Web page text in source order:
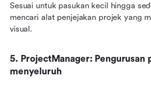
Sesuai untuk pasukan kecil hingga
mencari alat penjejakan projek yang
visual.
5. ProjectManager: Pengurusan
menyeluruh